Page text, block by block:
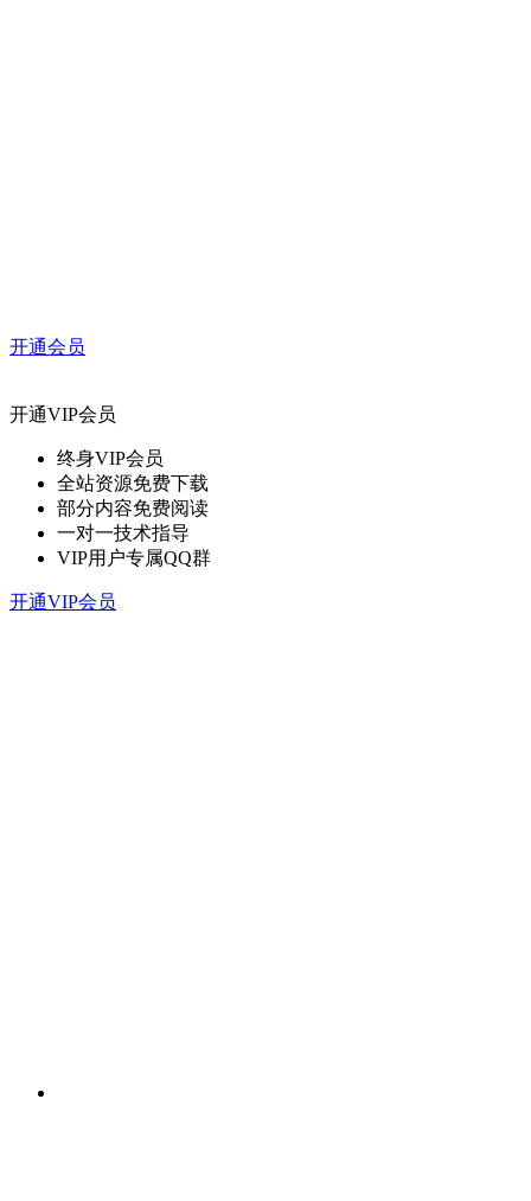
开通会员
开通VIP会员
终身VIP会员
全站资源免费下载
部分内容免费阅读
一对一技术指导
VIP用户专属QQ群
开通VIP会员